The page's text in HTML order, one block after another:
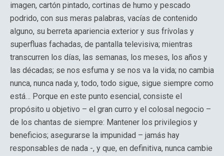
imagen, cartón pintado, cortinas de humo y pescado
podrido, con sus meras palabras, vacías de contenido
alguno, su berreta apariencia exterior y sus frívolas y
superfluas fachadas, de pantalla televisiva; mientras
transcurren los días, las semanas, los meses, los años y
las décadas; se nos esfuma y se nos va la vida; no cambia
nunca, nunca nada y, todo, todo sigue, sigue siempre como
está… Porque en este punto esencial, consiste el
propósito u objetivo – el gran curro y el colosal negocio –
de los chantas de siempre: Mantener los privilegios y
beneficios; asegurarse la impunidad – jamás hay
responsables de nada -, y que, en definitiva, nunca cambie